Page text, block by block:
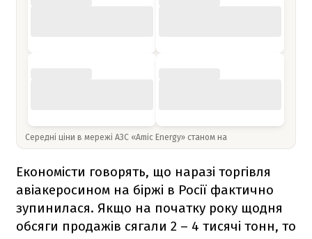
Середні ціни в мережі АЗС «Amic Energy» станом на
Економісти говорять, що наразі торгівля
авіакеросином на біржі в Росії фактично
зупинилася. Якщо на початку року щодня
обсяги продажів сягали 2 – 4 тисячі тонн, то